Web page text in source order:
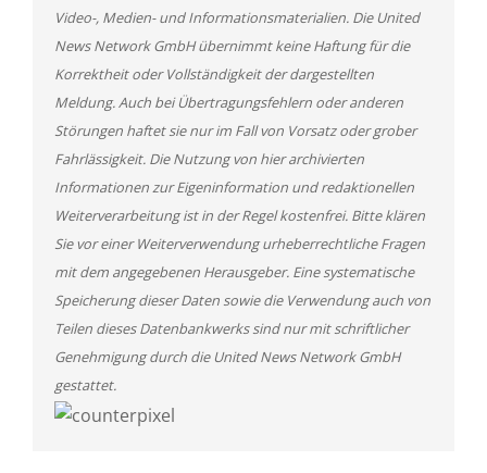
Video-, Medien- und Informationsmaterialien. Die United
News Network GmbH übernimmt keine Haftung für die
Korrektheit oder Vollständigkeit der dargestellten
Meldung. Auch bei Übertragungsfehlern oder anderen
Störungen haftet sie nur im Fall von Vorsatz oder grober
Fahrlässigkeit. Die Nutzung von hier archivierten
Informationen zur Eigeninformation und redaktionellen
Weiterverarbeitung ist in der Regel kostenfrei. Bitte klären
Sie vor einer Weiterverwendung urheberrechtliche Fragen
mit dem angegebenen Herausgeber. Eine systematische
Speicherung dieser Daten sowie die Verwendung auch von
Teilen dieses Datenbankwerks sind nur mit schriftlicher
Genehmigung durch die United News Network GmbH
gestattet.